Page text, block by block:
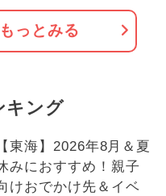
っとみる
キング
【東海】2026年8月＆夏
みにおすすめ！親子
けおでかけ先＆イベ